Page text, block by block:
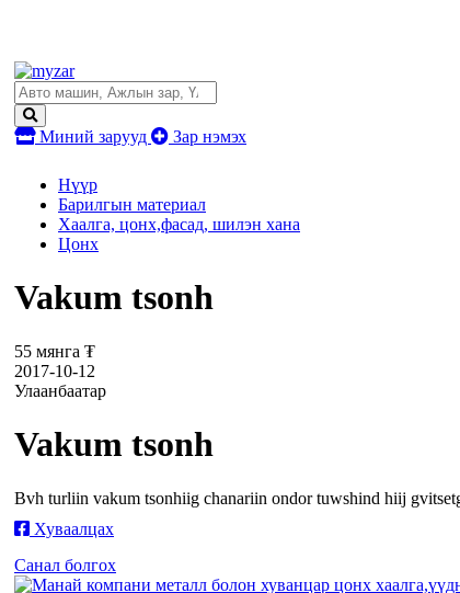
Миний зарууд Зар нэмэх
Нүүр
Барилгын материал
Хаалга, цонх,фасад, шилэн хана
Цонх
Vakum tsonh
55 мянга ₮
2017-10-12
Улаанбаатар
Vakum tsonh
Bvh turliin vakum tsonhiig chanariin ondor tuwshind hiij
Хуваалцах
Санал болгох